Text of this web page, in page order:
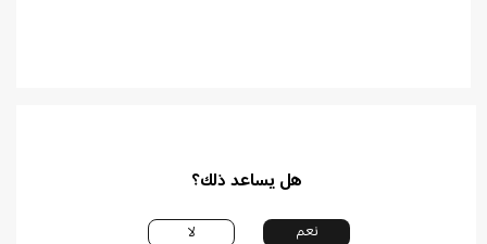
هل يساعد ذلك؟
نعم لا